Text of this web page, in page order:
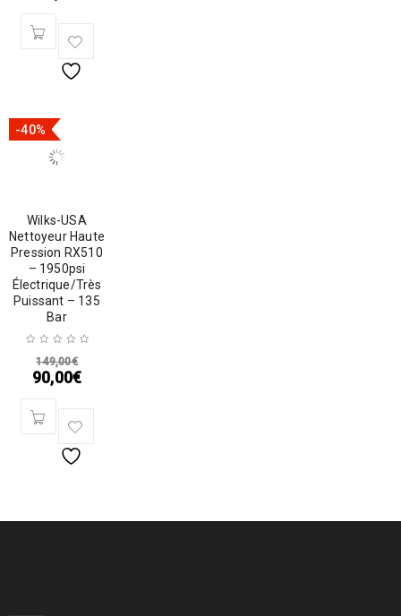
-40%
Wilks-USA
Nettoyeur Haute
Pression RX510
– 1950psi
Électrique/Très
Puissant – 135
Bar
149,00€
90,00€